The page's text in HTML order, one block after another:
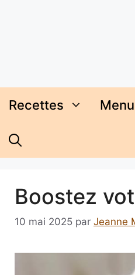
Recettes
Boostez
10 mai 2025 par Jeanne